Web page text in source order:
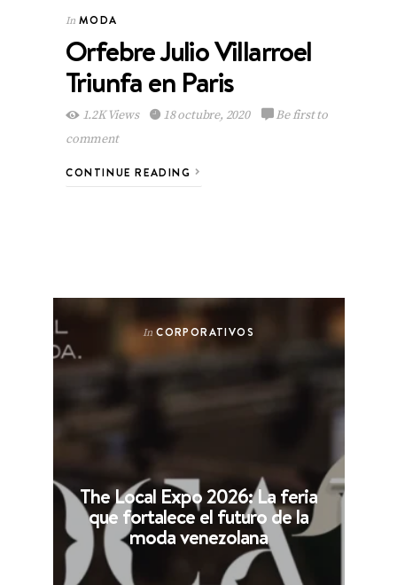
In MODA
Orfebre Julio Villarroel
Triunfa en Paris
1.2K Views 18 octubre, 2020
Be first to
comment
CONTINUE READING
In CORPORATIVOS
The Local Expo 2026: La feria
que fortalece el futuro de la
moda venezolana